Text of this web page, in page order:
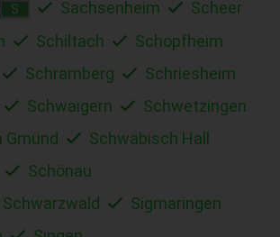
S Sachsenheim
Scheer
Schiltach
Schopfheim
Schramberg
Schriesheim
Schwaigern
Schwetzingen
Gmünd
Schwäbisch Hall
Schönau
Sigmaringen